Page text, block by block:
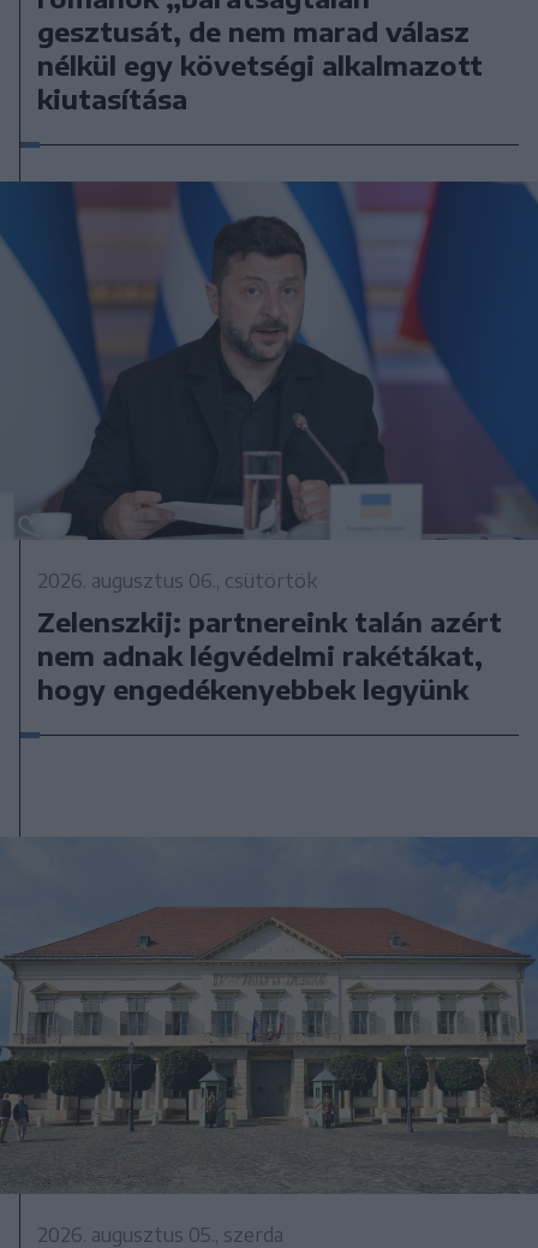
gesztusát, de nem marad válasz
nélkül egy követségi alkalmazott
kiutasítása
2026. augusztus 06., csütörtök
Zelenszkij: partnereink talán azért
nem adnak légvédelmi rakétákat,
hogy engedékenyebbek legyünk
2026. augusztus 05., szerda